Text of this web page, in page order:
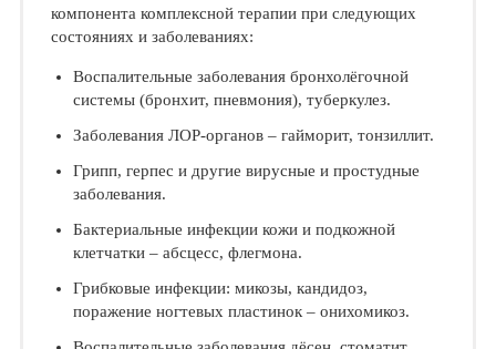
компонента комплексной терапии при следующих
состояниях и заболеваниях:
Воспалительные заболевания бронхолёгочной
системы (бронхит, пневмония), туберкулез.
Заболевания ЛОР-органов – гайморит, тонзиллит.
Грипп, герпес и другие вирусные и простудные
заболевания.
Бактериальные инфекции кожи и подкожной
клетчатки – абсцесс, флегмона.
Грибковые инфекции: микозы, кандидоз,
поражение ногтевых пластинок – онихомикоз.